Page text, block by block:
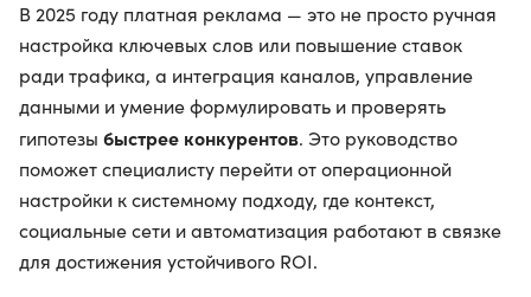
В 2025 году платная реклама — это не просто ручная
настройка ключевых слов или повышение ставок
ради трафика, а интеграция каналов, управление
данными и умение формулировать и проверять
гипотезы быстрее конкурентов. Это руководство
поможет специалисту перейти от операционной
настройки к системному подходу, где контекст,
социальные сети и автоматизация работают в связке
для достижения устойчивого ROI.